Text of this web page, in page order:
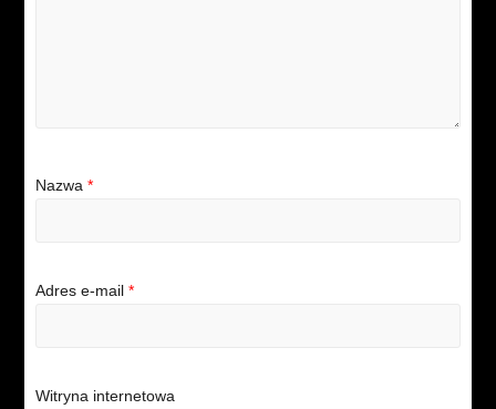
Nazwa *
Adres e-mail *
Witryna internetowa